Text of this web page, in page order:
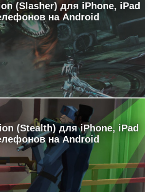
(Slasher) для iPhone, iPad
на Android
(Stealth) для iPhone, iPad
на Android